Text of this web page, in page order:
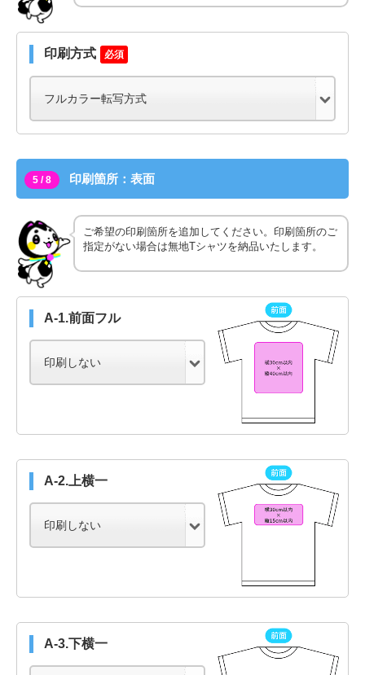
印刷方式 必須
5 / 8 印刷箇所：表面
ご希望の印刷箇所を追加してください。印刷箇所のご
指定がない場合は無地Tシャツを納品いたします。
A-1.前面フル
A-2.上横一
A-3.下横一